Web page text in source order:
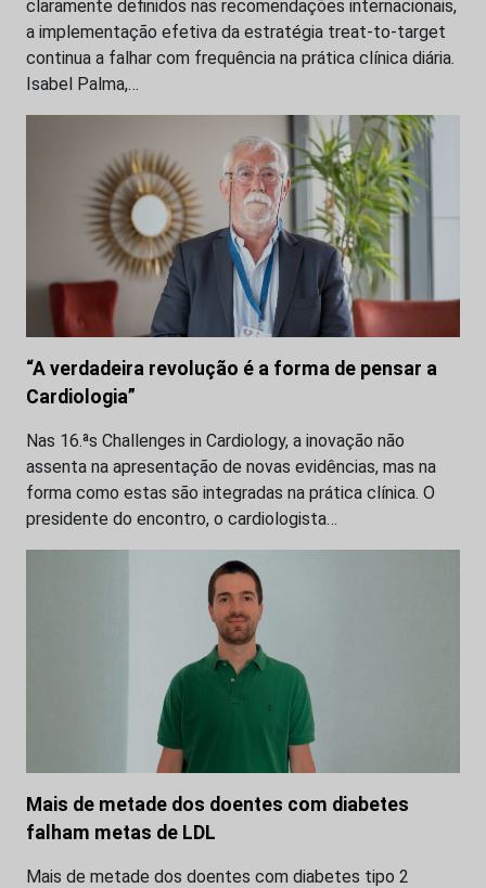
claramente definidos nas recomendações internacionais,
a implementação efetiva da estratégia treat-to-target
continua a falhar com frequência na prática clínica diária.
Isabel Palma,…
“A verdadeira revolução é a forma de pensar a
Cardiologia”
Nas 16.ªs Challenges in Cardiology, a inovação não
assenta na apresentação de novas evidências, mas na
forma como estas são integradas na prática clínica. O
presidente do encontro, o cardiologista…
Mais de metade dos doentes com diabetes
falham metas de LDL
Mais de metade dos doentes com diabetes tipo 2